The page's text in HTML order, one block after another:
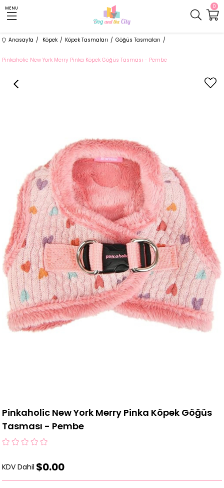
0
MENU
Anasayfa Köpek Köpek Tasmaları Göğüs Tasmaları
Pinkaholic New York Merry Pinka Köpek Göğüs Tasması - Pembe
Pinkaholic New York Merry Pinka Köpek Göğüs
Tasması - Pembe
KDV Dahil $0.00